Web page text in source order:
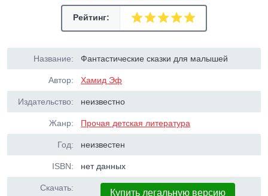
Рейтинг:
Название: Фантастические сказки для малышей
Автор: Хамид Эф
Издательство: неизвестно
Жанр: Прочая детская литература
Год: неизвестен
ISBN: нет данных
Скачать: Купить легальную версию